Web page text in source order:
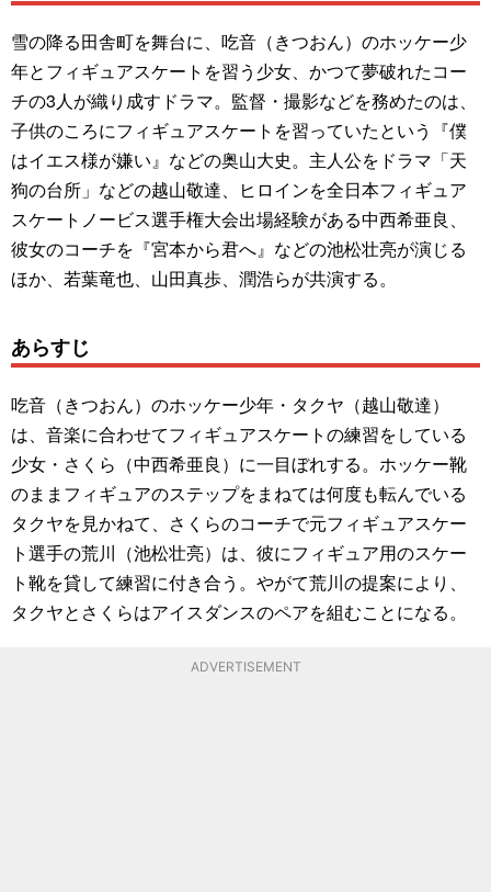
雪の降る田舎町を舞台に、吃音（きつおん）のホッケー少
年とフィギュアスケートを習う少女、かつて夢破れたコー
チの3人が織り成すドラマ。監督・撮影などを務めたのは、
子供のころにフィギュアスケートを習っていたという『僕
はイエス様が嫌い』などの奥山大史。主人公をドラマ「天
狗の台所」などの越山敬達、ヒロインを全日本フィギュア
スケートノービス選手権大会出場経験がある中西希亜良、
彼女のコーチを『宮本から君へ』などの池松壮亮が演じる
ほか、若葉竜也、山田真歩、潤浩らが共演する。
あらすじ
吃音（きつおん）のホッケー少年・タクヤ（越山敬達）
は、音楽に合わせてフィギュアスケートの練習をしている
少女・さくら（中西希亜良）に一目ぼれする。ホッケー靴
のままフィギュアのステップをまねては何度も転んでいる
タクヤを見かねて、さくらのコーチで元フィギュアスケー
ト選手の荒川（池松壮亮）は、彼にフィギュア用のスケー
ト靴を貸して練習に付き合う。やがて荒川の提案により、
タクヤとさくらはアイスダンスのペアを組むことになる。
ADVERTISEMENT